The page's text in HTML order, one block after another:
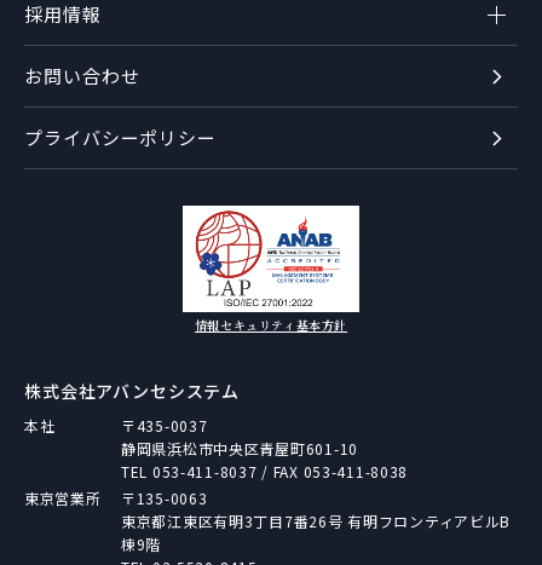
採用情報
お問い合わせ
プライバシーポリシー
株式会社アバンセシステム
本社
〒435-0037
静岡県浜松市中央区青屋町601-10
TEL 053-411-8037 / FAX 053-411-8038
東京営業所
〒135-0063
東京都江東区有明3丁目7番26号 有明フロンティアビルB
棟9階
情報セキュリティ基本方針